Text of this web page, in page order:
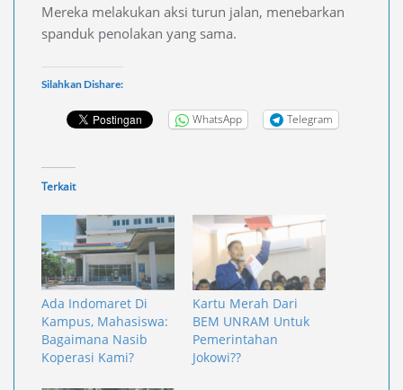
Mereka melakukan aksi turun jalan, menebarkan
spanduk penolakan yang sama.
Silahkan Dishare:
WhatsApp Telegram
Terkait
Ada Indomaret Di
Kampus, Mahasiswa:
Bagaimana Nasib
Koperasi Kami?
Kartu Merah Dari
BEM UNRAM Untuk
Pemerintahan
Jokowi??